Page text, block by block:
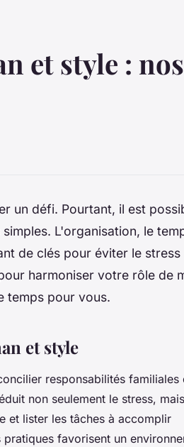
et style : nos
un défi. Pourtant, il est
L'organisation, le
de clés pour éviter le stress
harmoniser votre rôle de
temps pour vous.
et style
responsabilités familiales
non seulement le stress, mais
et lister les tâches à accomplir
favorisent un